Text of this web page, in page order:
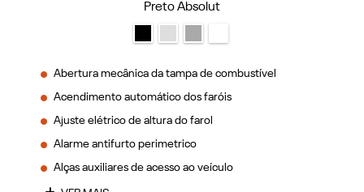
Preto Absolut
Abertura mecânica da tampa de combustível
Acendimento automático dos faróis
Ajuste elétrico de altura do farol
Alarme antifurto perimetrico
Alças auxiliares de acesso ao veículo